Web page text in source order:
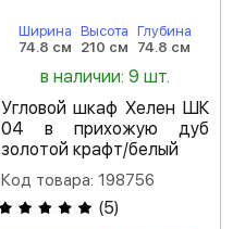
Ширина
74.8 см
Высота
210 см
Глубина
74.8 см
в наличии: 9 шт.
Угловой шкаф Хелен ШК
04 в прихожую дуб
золотой крафт/белый
Код товара: 198756
(5)